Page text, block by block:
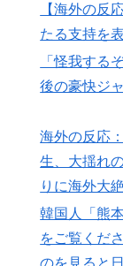
【海外の反
たる支持を
「怪我する
後の豪快ジ
海外の反応
生、大揺れ
りに海外大
韓国人「熊
をご覧くだ
のを見ると